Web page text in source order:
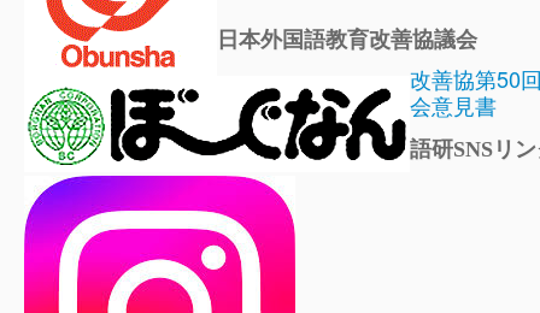
日本外国語教育改善協議会
改善協第50
会意見書
語研SNSリ